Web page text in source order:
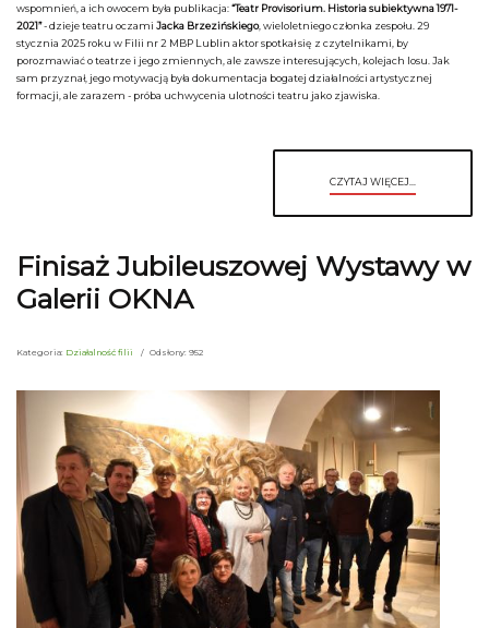
wspomnień, a ich owocem była publikacja:“Teatr Provisorium. Historia subiektywna 1971-
2021”- dzieje teatru oczami Jacka Brzezińskiego, wieloletniego członka zespołu. 29
stycznia 2025 roku w Filii nr 2 MBP Lublin aktor spotkał się z czytelnikami, by
porozmawiać o teatrze i jego zmiennych, ale zawsze interesujących, kolejach losu. Jak
sam przyznał, jego motywacją była dokumentacja bogatej działalności artystycznej
formacji, ale zarazem - próba uchwycenia ulotności teatru jako zjawiska.
CZYTAJ WIĘCEJ...
Finisaż Jubileuszowej Wystawy w
Galerii OKNA
Kategoria: Działalność filii Odsłony: 952